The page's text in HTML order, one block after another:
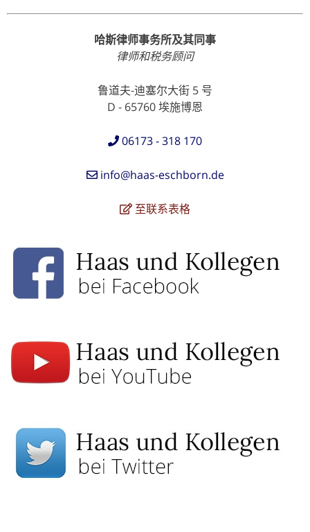
哈斯律师事务所及其同事
律师和税务顾问
鲁道夫-迪塞尔大街 5 号
D - 65760 埃施博恩
06173 - 318 170
info@haas-eschborn.de
至联系表格